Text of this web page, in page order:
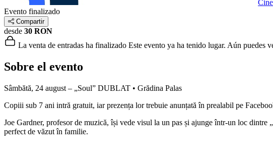
Evento finalizado
Compartir
desde 30 RON
La venta de entradas ha finalizado Este evento ya ha tenido lugar. Aún puedes
Sobre el evento
Sâmbătă, 24 august – „Soul” DUBLAT • Grădina Palas
Copiii sub 7 ani intră gratuit, iar prezența lor trebuie anunțată în prealabil pe
Joe Gardner, profesor de muzică, își vede visul la un pas și ajunge într-un loc
perfect de văzut în familie.